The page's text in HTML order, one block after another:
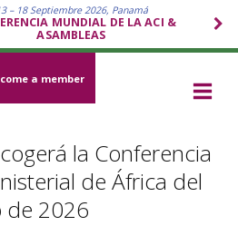
– 18 Septiembre 2026, Panamá
MUNDIAL DE LA ACI &
ASAMBLEAS
a member
la Conferencia
de África del
de 2026